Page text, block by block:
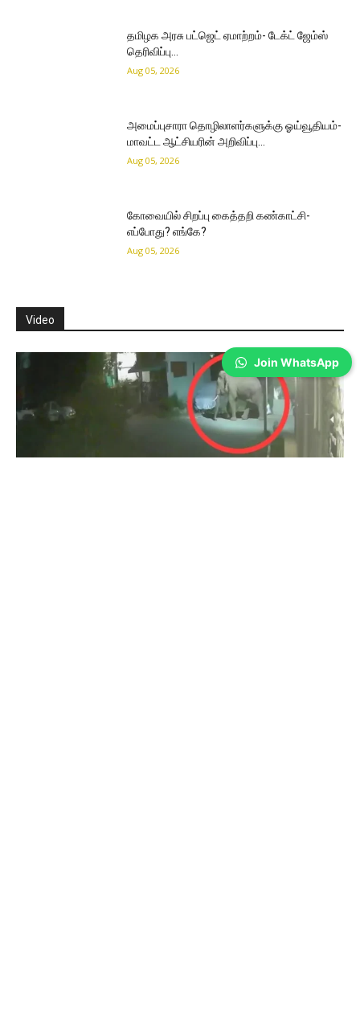
தமிழக அரசு பட்ஜெட் ஏமாற்றம்- டேக்ட் ஜேம்ஸ்
தெரிவிப்பு…
Aug 05, 2026
அமைப்புசாரா தொழிலாளர்களுக்கு ஓய்வூதியம்-
மாவட்ட ஆட்சியரின் அறிவிப்பு…
Aug 05, 2026
கோவையில் சிறப்பு கைத்தறி கண்காட்சி-
எப்போது? எங்கே?
Aug 05, 2026
Video
Join WhatsApp